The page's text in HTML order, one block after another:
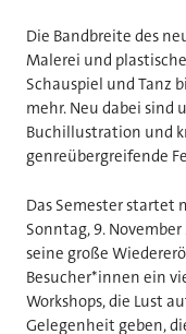
Die Bandbreite des
Malerei und
Schauspiel und Tanz
mehr. Neu dabei sind
Buchillustration und
genreübergreifende
Das Semester startet
Sonntag, 9.
seine große
Besucher*innen ein
Workshops, die Lust
Gelegenheit geben,